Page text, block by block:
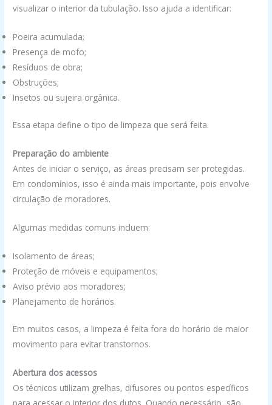
visualizar o interior da tubulação. Isso ajuda a identificar:
Poeira acumulada;
Presença de mofo;
Resíduos de obra;
Obstruções;
Insetos ou sujeira orgânica.
Essa etapa define o tipo de limpeza que será feita.
Preparação do ambiente
Antes de iniciar o serviço, as áreas precisam ser protegidas.
Em condomínios, isso é ainda mais importante, pois envolve
circulação de moradores.
Algumas medidas comuns incluem:
Isolamento de áreas;
Proteção de móveis e equipamentos;
Aviso prévio aos moradores;
Planejamento de horários.
Em muitos casos, a limpeza é feita fora do horário de maior
movimento para evitar transtornos.
Abertura dos acessos
Os técnicos utilizam grelhas, difusores ou pontos específicos